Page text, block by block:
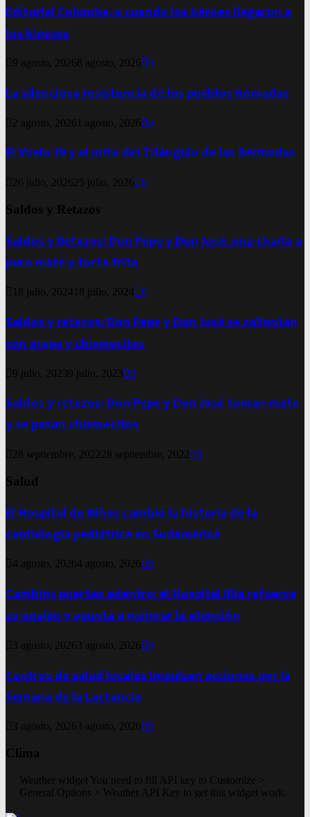
Editorial Columba, o cuando los héroes llegaron a
los kioscos
9 agosto, 20268 agosto, 2026 0
La silenciosa resistencia de los pueblos nómadas
2 agosto, 2026 1 agosto, 2026 0
El Vuelo 19 y el mito del Triángulo de las Bermudas
26 julio, 2026 25 julio, 2026 0
Saldos y Retazos
Saldos y Retazos: Don Pepe y Don José, una charla a
puro mate y torta frita
18 julio, 2024 18 julio, 2024 0
Saldos y retazos: Don Pepe y Don José se calientan
con grapa y chismecitos
9 julio, 20239 julio, 2023 0
Saldos y retazos: Don Pepe y Don José toman mate
y se pasan chismecitos
28 septiembre, 2022 28 septiembre, 2022 0
Salud
El Hospital de Niños cambió la historia de la
cardiología pediátrica en Sudamérica
4 agosto, 20264 agosto, 2026 0
Cambios puertas adentro: el Hospital Illia refuerza
su equipo y apunta a mejorar la atención
3 agosto, 2026 3 agosto, 2026 0
Centros de salud locales impulsan acciones por la
Semana de la Lactancia
3 agosto, 2026 3 agosto, 2026 0
Clima
Weather widget You need to fill API key to Customize >
General Options > Weather API Key to get this widget work.